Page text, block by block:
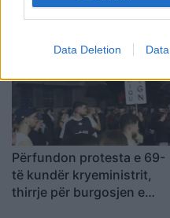
Data Deletion
Përfundon protesta e 69-
të kundër kryeministrit,
thirrje për burgosjen e